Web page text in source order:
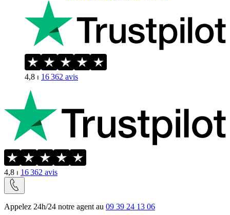
4,8 ⏐ 16 362 avis
4,8 ⏐ 16 362 avis
Appelez 24h/24 notre agent au 09 39 24 13 06